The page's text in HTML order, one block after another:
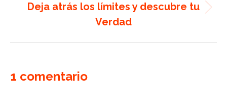
Next
post:
Deja atrás los límites y descubre tu
Verdad
1 comentario